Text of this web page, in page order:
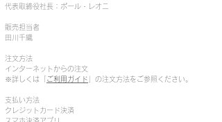
代表取締役社長：ポール・レオニ
販売担当者
​田川千織
注文方法
インターネットからの注文
※詳しくは「 ご利用ガイド 」の注文方法をご参照ください。
支払い方法
クレジットカード決済
スマホ決済アプリ